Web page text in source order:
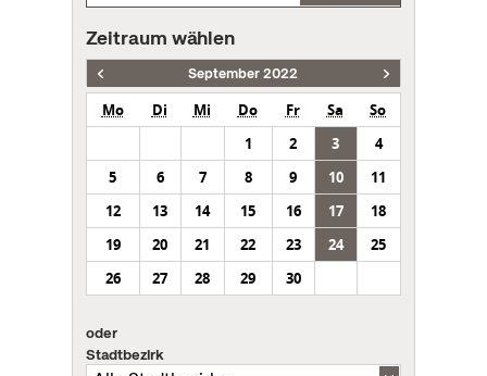
Zeitraum wählen
September 2022
Mo Di Mi Do Fr Sa
So
1
2 3
4
5
6 7 8 9 10
11
12
13 14 15 16 17
18
19
20 21 22 23 24
25
26
27 28 29 30
oder
Stadtbezirk